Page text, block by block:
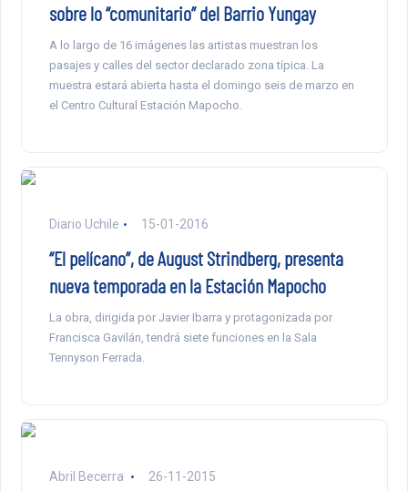
sobre lo “comunitario” del Barrio Yungay
A lo largo de 16 imágenes las artistas muestran los
pasajes y calles del sector declarado zona típica. La
muestra estará abierta hasta el domingo seis de marzo en
el Centro Cultural Estación Mapocho.
Diario Uchile 15-01-2016
“El pelícano”, de August Strindberg, presenta
nueva temporada en la Estación Mapocho
La obra, dirigida por Javier Ibarra y protagonizada por
Francisca Gavilán, tendrá siete funciones en la Sala
Tennyson Ferrada.
Abril Becerra 26-11-2015